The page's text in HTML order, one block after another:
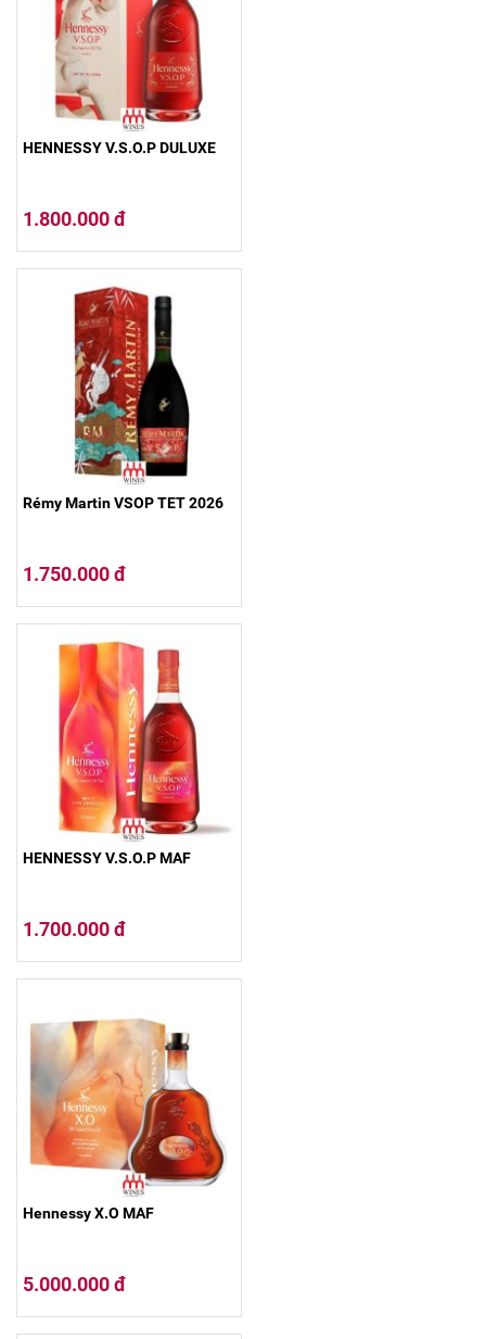
HENNESSY V.S.O.P DULUXE
1.800.000 đ
Rémy Martin VSOP TET 2026
1.750.000 đ
HENNESSY V.S.O.P MAF
1.700.000 đ
Hennessy X.O MAF
5.000.000 đ